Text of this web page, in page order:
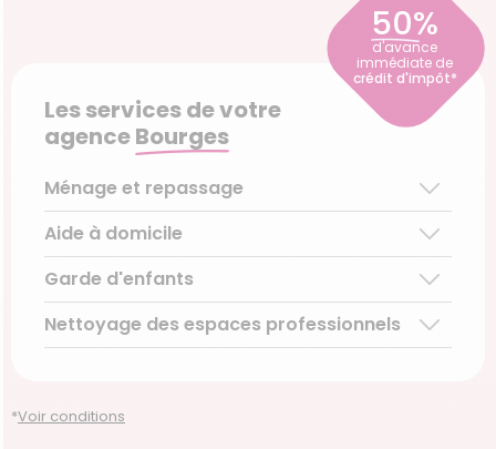
50%
d'avance
immédiate de
crédit d'impôt*
Les services de votre
agenceBourges
Ménage et repassage
Ménage régulier
Ménage ponctuel
Repassage à domicile
Découvrir le service
Aide à domicile
Aide aux personnes âgées
Téléassistance pour personnes âgées
Accompagnement du handicap
Garde d'enfants
Garde d’enfants de plus de 3 ans
Nettoyage des espaces professionnels
*Voir conditions